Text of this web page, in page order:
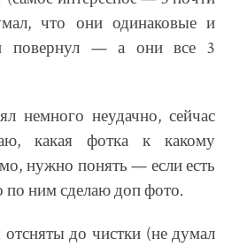
что они одинаковые и
повернул — а они все 3
немного неудачно, сейчас
какая фотка к какому
нужно понять — если есть
по ним сделаю доп фото.
до чистки (не думал